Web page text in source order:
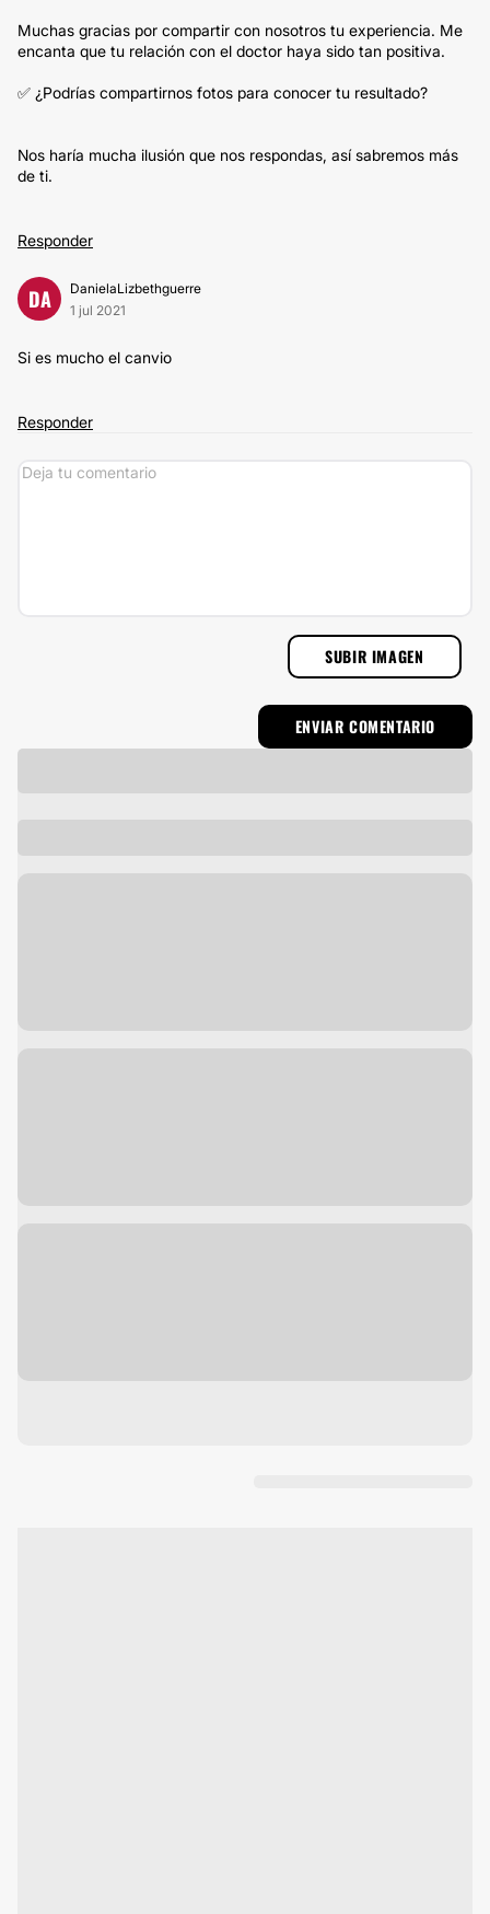
Muchas gracias por compartir con nosotros tu experiencia. Me
encanta que tu relación con el doctor haya sido tan positiva.
✅ ¿Podrías compartirnos fotos para conocer tu resultado?
Nos haría mucha ilusión que nos respondas, así sabremos más
de ti.
Responder
DA
DanielaLizbethguerre
1 jul 2021
Si es mucho el canvio
Responder
SUBIR IMAGEN